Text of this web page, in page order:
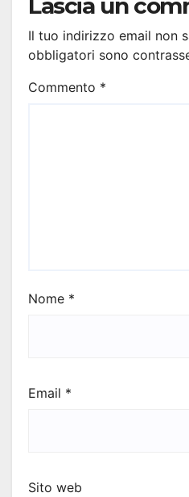
Lascia un
Il tuo indirizzo email non
obbligatori sono
Commento *
Nome *
Email *
Sito web